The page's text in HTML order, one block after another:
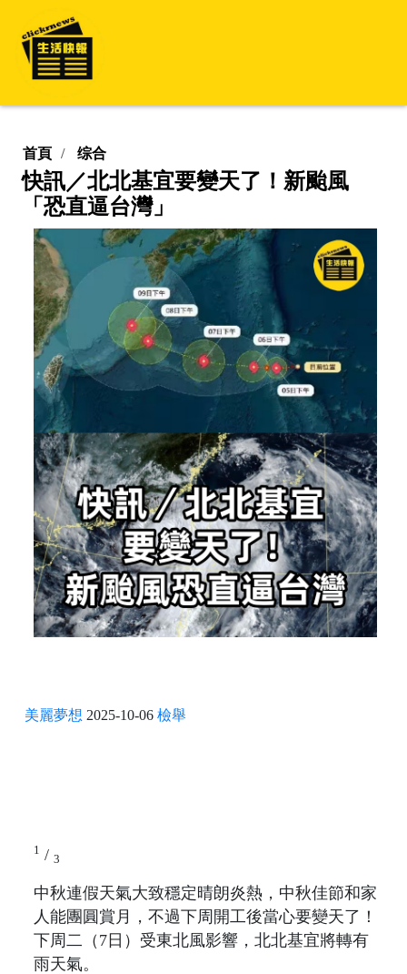
首頁 综合
快訊／北北基宜要變天了！新颱風
「恐直逼台灣」
美麗夢想 2025-10-06 檢舉
1 / 3
中秋連假天氣大致穩定晴朗炎熱，中秋佳節和家
人能團圓賞月，不過下周開工後當心要變天了！
下周二（7日）受東北風影響，北北基宜將轉有
雨天氣。